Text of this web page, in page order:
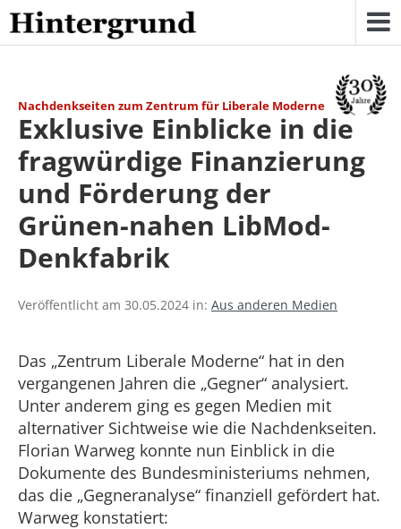
Skip
to
content
Nachdenkseiten zum Zentrum für Liberale Moderne
Exklusive Einblicke in die
fragwürdige Finanzierung
und Förderung der
Grünen-nahen LibMod-
Denkfabrik
Veröffentlicht am 30.05.2024 in: Aus anderen Medien
Das „Zentrum Liberale Moderne“ hat in den
vergangenen Jahren die „Gegner“ analysiert.
Unter anderem ging es gegen Medien mit
alternativer Sichtweise wie die Nachdenkseiten.
Florian Warweg konnte nun Einblick in die
Dokumente des Bundesministeriums nehmen,
das die „Gegneranalyse“ finanziell gefördert hat.
Warweg konstatiert: